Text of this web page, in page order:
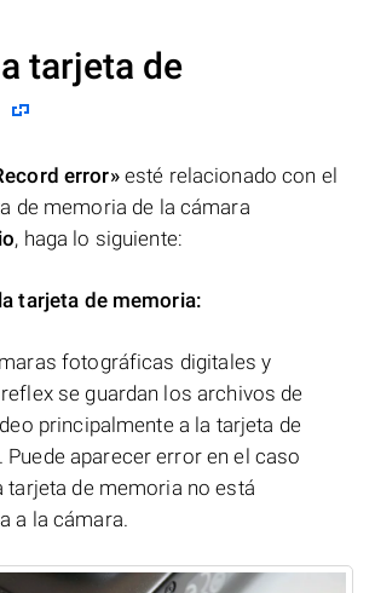
tarjeta de
error»esté relacionado con el
de memoria de la cámara
, haga lo siguiente:
tarjeta de memoria:
fotográficas digitales y
se guardan los archivos de
principalmente a la tarjeta de
Puede aparecer error en el caso
tarjeta de memoria no está
a la cámara.